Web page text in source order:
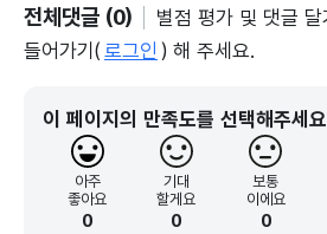
전체댓글 (0)
별점 평가 및 댓글 달
들어가기( 로그인 ) 해 주세요.
이 페이지의 만족도를 선택해주세
아주
좋아요
0
기대
할게요
0
보통
이에요
0